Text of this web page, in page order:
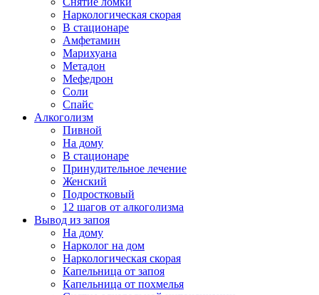
Наркологическая скорая
В стационаре
Амфетамин
Марихуана
Метадон
Мефедрон
Соли
Спайс
Алкоголизм
Пивной
На дому
В стационаре
Принудительное лечение
Женский
Подростковый
12 шагов от алкоголизма
Вывод из запоя
На дому
Нарколог на дом
Наркологическая скорая
Капельница от запоя
Капельница от похмелья